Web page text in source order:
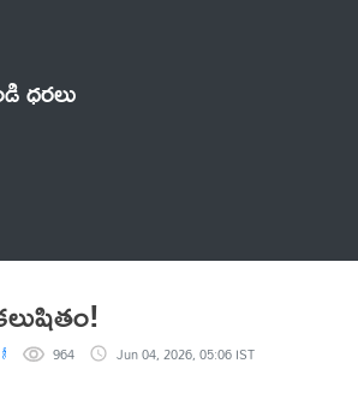
ధరలు
సీనియర్ రిపోర్టర్
964 Jun 04, 2026, 05:06 IST